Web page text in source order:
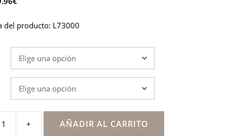
actual
del producto: L73000
+ AÑADIR AL CARRITO